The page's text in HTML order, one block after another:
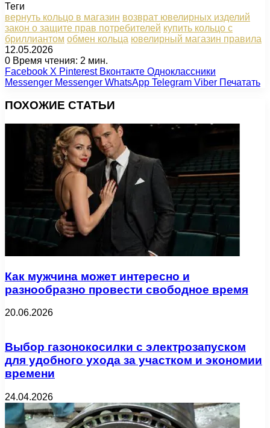
Теги
вернуть кольцо в магазин возврат ювелирных изделий
закон о защите прав потребителей купить кольцо с
бриллиантом обмен кольца ювелирный магазин правила
12.05.2026
0 Время чтения: 2 мин.
Facebook X Pinterest Вконтакте Одноклассники
Messenger Messenger WhatsApp Telegram Viber Печатать
ПОХОЖИЕ СТАТЬИ
Как мужчина может интересно и
разнообразно провести свободное время
20.06.2026
Выбор газонокосилки с электрозапуском
для удобного ухода за участком и экономии
времени
24.04.2026